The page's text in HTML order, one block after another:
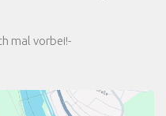
mal vorbei!-